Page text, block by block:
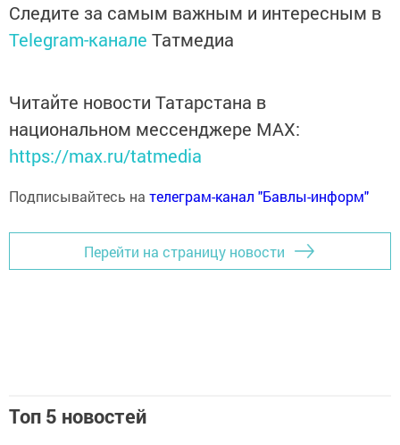
Следите за самым важным и интересным в
Telegram-канале Татмедиа
Читайте новости Татарстана в
национальном мессенджере MАХ:
https://max.ru/tatmedia
Подписывайтесь на телеграм-канал "Бавлы-информ"
Перейти на страницу новости
Топ 5 новостей